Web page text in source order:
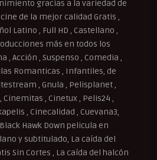
gracias a la variedad de
de la mejor calidad Gratis ,
Latino , Full HD , Castellano ,
más en todos los
, Acción , Suspenso , Comedia ,
Romanticas , Infantiles, de
, Gnula , Pelisplanet ,
Cinemitas , Cinetux , Pelis24 ,
, Cinecalidad , Cuevana3,
Hawk Down pelicula en
y subtitulado, La caída del
Sin Cortes , La caída del halcón